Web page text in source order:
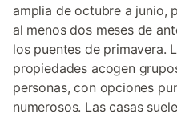
amplia de octubre a junio,
al menos dos meses de
los puentes de primavera.
propiedades acogen
personas, con opciones
numerosos. Las casas